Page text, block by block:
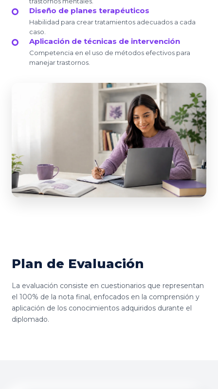
Diseño de planes terapéuticos
Habilidad para crear tratamientos adecuados a cada
caso.
Aplicación de técnicas de intervención
Competencia en el uso de métodos efectivos para
manejar trastornos.
Plan de Evaluación
La evaluación consiste en cuestionarios que representan
el 100% de la nota final, enfocados en la comprensión y
aplicación de los conocimientos adquiridos durante el
diplomado.